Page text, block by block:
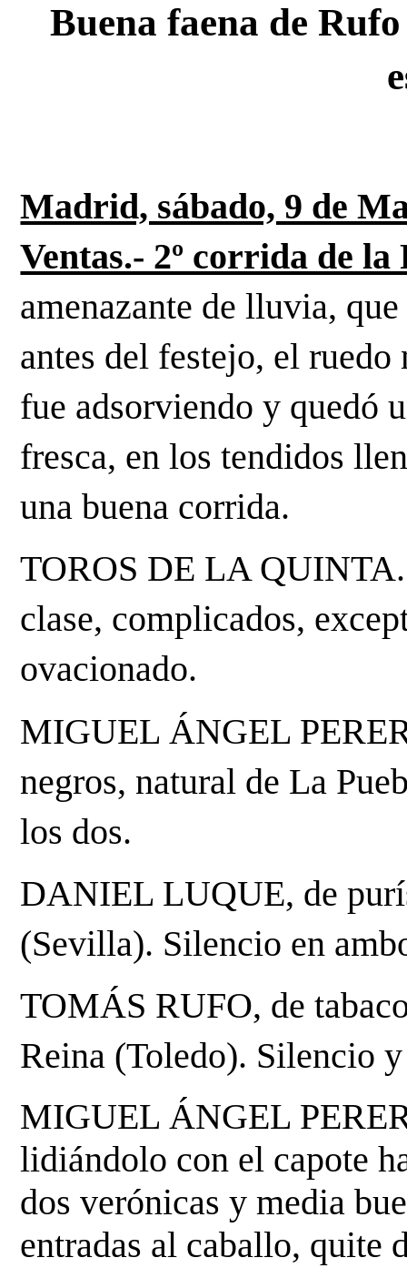
Buena faena de Rufo al sexto malograda con la
Madrid, sábado, 9 de
Ventas.- 2º corrida de
amenazante de lluvia,
antes del festejo, el ruedo
fue adsorviendo y quedó
fresca, en los tendidos
una buena corrida.
TOROS DE LA
clase, complicados,
ovacionado.
MIGUEL ÁNGEL
negros, natural de La
los dos.
DANIEL LUQUE, de
(Sevilla). Silencio en
TOMÁS RUFO, de
Reina (Toledo). Silencio
MIGUEL ÁNGEL
lidiándolo con el capote
dos verónicas y media
entradas al caballo, quite